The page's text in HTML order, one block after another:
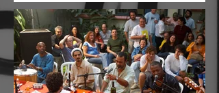
em 2026 confirma uma tendência
irreversível: o espectador busca
narrativas ágeis, dramáticas e
estritamente verticais.